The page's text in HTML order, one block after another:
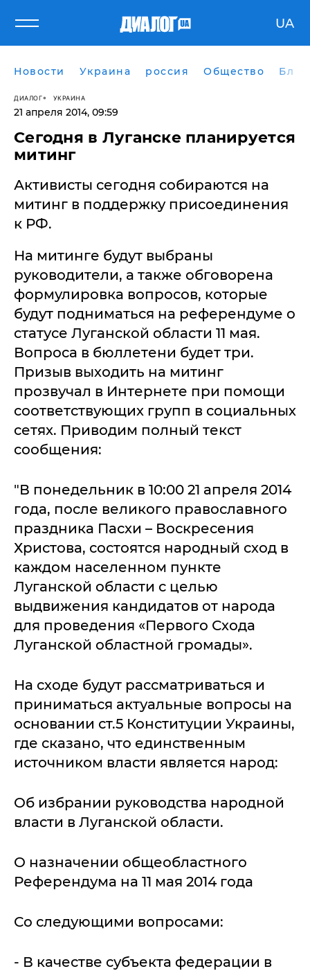
UA
Новости Украина россия Общество
ДИАЛОГ УКРАИНА
21 апреля 2014, 09:59
Сегодня в Луганске планируется
митинг
Активисты сегодня собираются на
митинг в поддержку присоединения
к РФ.
На митинге будут выбраны
руководители, а также обговорена
формулировка вопросов, которые
будут подниматься на референдуме о
статусе Луганской области 11 мая.
Вопроса в бюллетени будет три.
Призыв выходить на митинг
прозвучал в Интернете при помощи
соответствующих групп в социальных
сетях. Приводим полный текст
сообщения:
"В понедельник в 10:00 21 апреля 2014
года, после великого православного
праздника Пасхи – Воскресения
Христова, состоятся народный сход в
каждом населенном пункте
Луганской области с целью
выдвижения кандидатов от народа
для проведения «Первого Схода
Луганской областной громады».
На сходе будут рассматриваться и
приниматься актуальные вопросы на
основании ст.5 Конституции Украины,
где сказано, что единственным
источником власти является народ:
Об избрании руководства народной
власти в Луганской области.
О назначении общеобластного
Референдума на 11 мая 2014 года
Со следующими вопросами:
- В качестве субъекта федерации в